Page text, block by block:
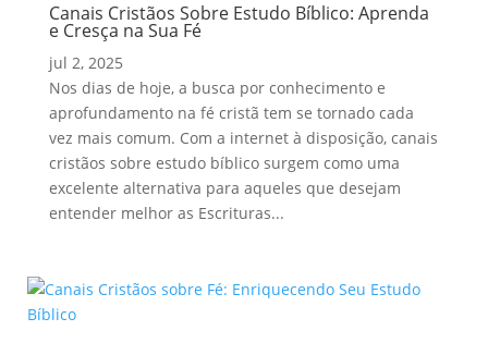
Canais Cristãos Sobre Estudo Bíblico: Aprenda
e Cresça na Sua Fé
jul 2, 2025
Nos dias de hoje, a busca por conhecimento e
aprofundamento na fé cristã tem se tornado cada
vez mais comum. Com a internet à disposição, canais
cristãos sobre estudo bíblico surgem como uma
excelente alternativa para aqueles que desejam
entender melhor as Escrituras...